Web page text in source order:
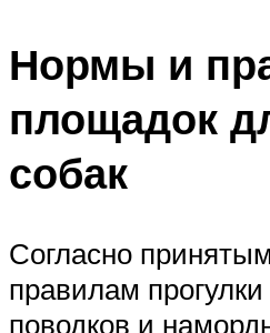
Нормы и
площадок
собак
Согласно
правилам прогулки
поводков и